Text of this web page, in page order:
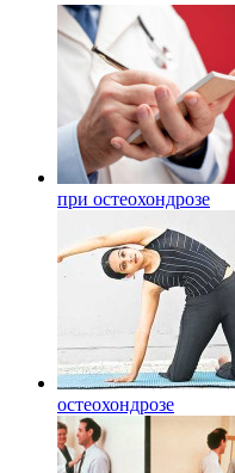
при остеохондрозе
остеохондрозе